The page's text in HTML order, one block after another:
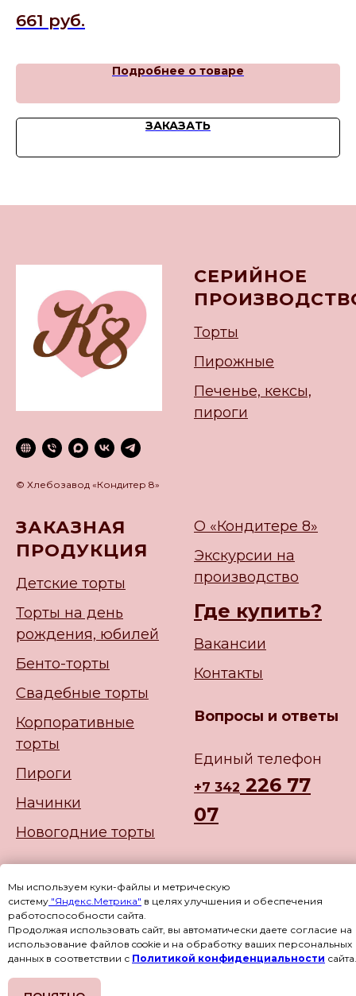
661 руб.
Подробнее о товаре
ЗАКАЗАТЬ
© Хлебозавод «Кондитер 8»
СЕРИЙНОЕ
Торты
Пирожные
Печенье, кексы,
пироги
ЗАКАЗНАЯ
ПРОДУКЦИЯ
Детские торты
Торты на день
рождения, юбилей
Бенто-торты
Свадебные торты
Корпоративные
торты
Пироги
Начинки
Новогодние торты
О «Кондитере 8»
Экскурсии на
производство
Где купить?
Вакансии
Контакты
Вопросы и ответы
Единый телефон
+7 342 226 77
07
Мы используем куки-файлы и метрическую
систему "Яндекс.Метрика" в целях улучшения и обеспечения
работоспособности сайта.
Продолжая использовать сайт, вы автоматически даете согласие на
использование файлов cookie и на обработку ваших персональных
данных в соответствии с Политикой конфиденциальности сайта.